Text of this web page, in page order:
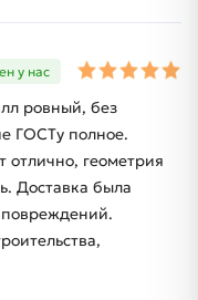
у нас
ровный, без
ГОСТу полное.
отлично, геометрия
Доставка была